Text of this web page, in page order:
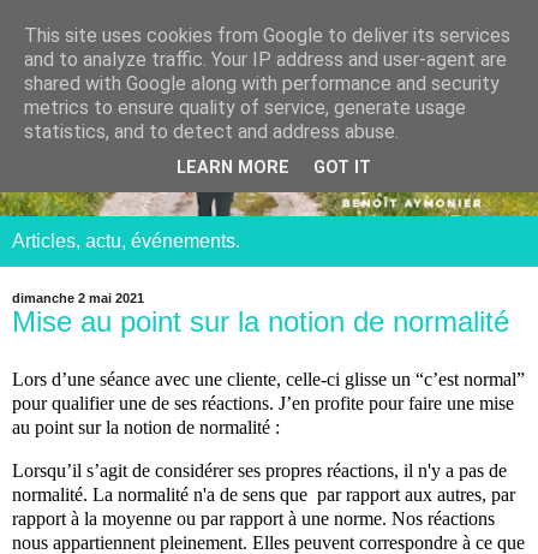
Articles, actu, événements.
dimanche 2 mai 2021
Mise au point sur la notion de normalité
Lors d’une séance avec une cliente, celle-ci glisse un “c’est normal”
pour qualifier une de ses réactions. J’en profite pour faire une mise
au point sur la notion de normalité :
Lorsqu’il s’agit de considérer ses propres réactions, il n'y a pas de
normalité. La normalité n'a de sens que par rapport aux autres, par
rapport à la moyenne ou par rapport à une norme. Nos réactions
nous appartiennent pleinement. Elles peuvent correspondre à ce que
This site uses cookies from Google to deliver its services
and to analyze traffic. Your IP address and user-agent are
shared with Google along with performance and security
metrics to ensure quality of service, generate usage
statistics, and to detect and address abuse.
LEARN MORE GOT IT